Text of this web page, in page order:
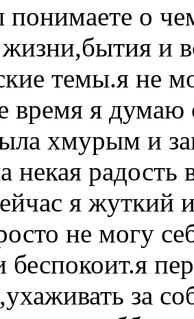
о
и
темы.я не
время я думаю
хмурым и
радость
я жуткий
не могу
за